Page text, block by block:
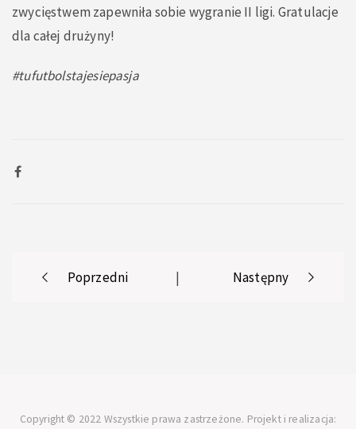
zwycięstwem zapewniła sobie wygranie II ligi. Gratulacje
dla całej drużyny!
#tufutbolstajesiepasja
PostPoprzedni | Następny
Copyright © 2022 Wszystkie prawa zastrzeżone. Projekt i realizacja: